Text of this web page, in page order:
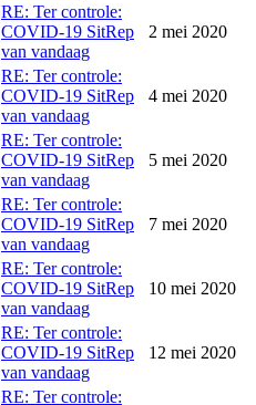
RE: Ter controle:
COVID-19 SitRep
van vandaag
2 mei 2020
RE: Ter controle:
COVID-19 SitRep
van vandaag
4 mei 2020
RE: Ter controle:
COVID-19 SitRep
van vandaag
5 mei 2020
RE: Ter controle:
COVID-19 SitRep
van vandaag
7 mei 2020
RE: Ter controle:
COVID-19 SitRep
van vandaag
10 mei 2020
RE: Ter controle:
COVID-19 SitRep
van vandaag
12 mei 2020
RE: Ter controle: